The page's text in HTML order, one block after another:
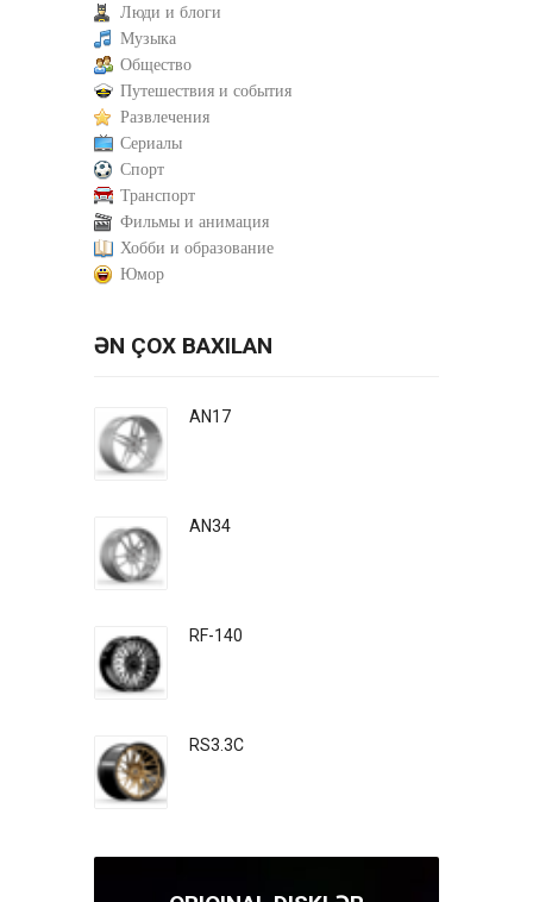
Люди и блоги
Музыка
Общество
Путешествия и события
Развлечения
Сериалы
Спорт
Транспорт
Фильмы и анимация
Хобби и образование
Юмор
ƏN ÇOX BAXILAN
AN17
AN34
RF-140
RS3.3C